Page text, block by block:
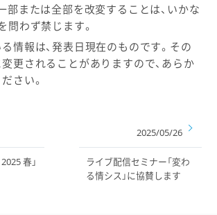
部または全部を改変することは、いかな
問わず禁じます。
情報は、発表日現在のものです。その
更されることがありますので、あらか
さい。
春」
2025/05/26
ライブ配信セミナー「変わ
る情シス」に協賛します